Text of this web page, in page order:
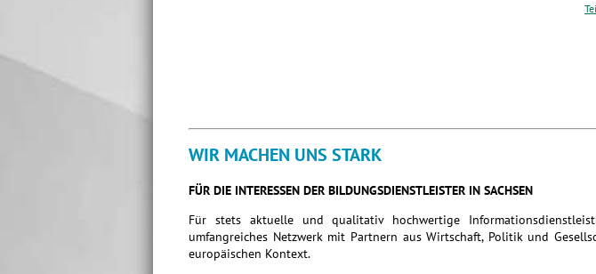
WIR MACHEN UNS STARK
FÜR DIE INTERESSEN DER BILDUNGSDIENSTLEISTER IN SACHSEN
Für stets aktuelle und qualitativ hochwertige
umfangreiches Netzwerk mit Partnern aus Wirtschaft, Politik und
europäischen Kontext.